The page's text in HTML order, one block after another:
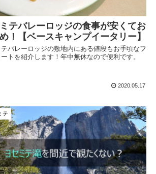
テバレーロッジの食事が安くてお
！【ベースキャンプイータリー】
テバレーロッジの敷地内にある値段もお手頃なフ
トを紹介します！年中無休なので便利です。
2020.05.17
テ